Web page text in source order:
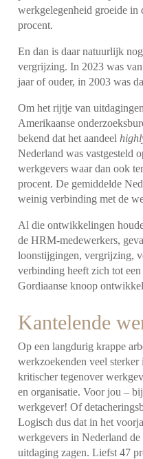
werkgelegenheid groeide in
procent.
En dan is daar natuurlijk
vergrijzing. In 2023 was
jaar of ouder, in 2003 was
Om het rijtje van
Amerikaanse
bekend dat het aandeel
Nederland was vastgesteld
werkgevers waar dan ook
procent. De gemiddelde
weinig verbinding met de
Al die ontwikkelingen
de HRM-medewerkers,
loonstijgingen, vergrijzing,
verbinding heeft zich tot
Gordiaanse knoop
Kantelende
Op een langdurig krappe
werkzoekenden veel
kritischer tegenover
en organisatie. Voor jou –
werkgever! Of
Logisch dus dat in het
werkgevers in Nederland
uitdaging zagen. Liefst 47